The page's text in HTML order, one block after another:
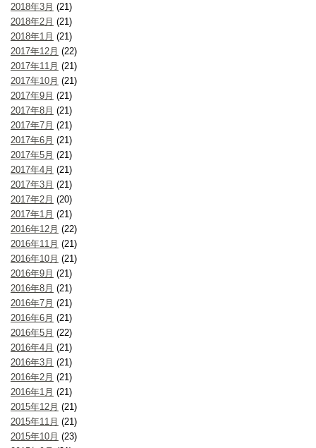
2018年3月 (21)
2018年2月 (21)
2018年1月 (21)
2017年12月 (22)
2017年11月 (21)
2017年10月 (21)
2017年9月 (21)
2017年8月 (21)
2017年7月 (21)
2017年6月 (21)
2017年5月 (21)
2017年4月 (21)
2017年3月 (21)
2017年2月 (20)
2017年1月 (21)
2016年12月 (22)
2016年11月 (21)
2016年10月 (21)
2016年9月 (21)
2016年8月 (21)
2016年7月 (21)
2016年6月 (21)
2016年5月 (22)
2016年4月 (21)
2016年3月 (21)
2016年2月 (21)
2016年1月 (21)
2015年12月 (21)
2015年11月 (21)
2015年10月 (23)